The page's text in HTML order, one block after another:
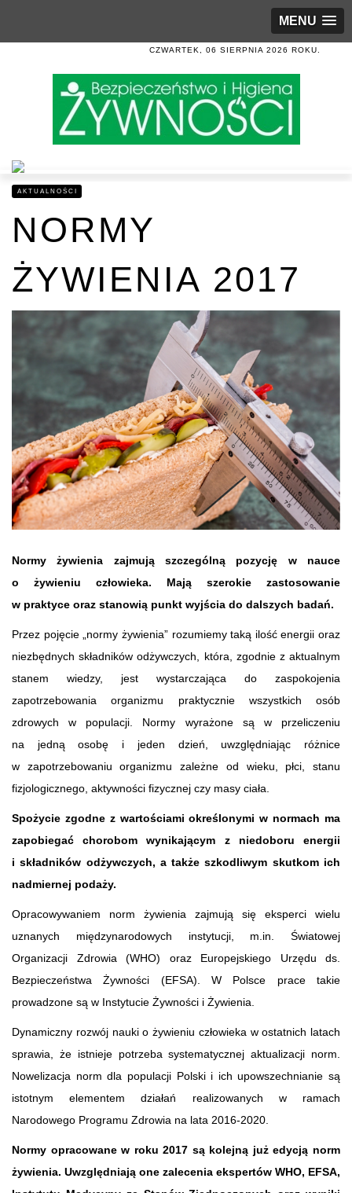
MENU
CZWARTEK, 06 SIERPNIA 2026 ROKU.
AKTUALNOŚCI
NORMY
ŻYWIENIA 2017
Normy żywienia zajmują szczególną pozycję w nauce
o żywieniu człowieka. Mają szerokie zastosowanie
w praktyce oraz stanowią punkt wyjścia do dalszych badań.
Przez pojęcie „normy żywienia” rozumiemy taką ilość energii oraz
niezbędnych składników odżywczych, która, zgodnie z aktualnym
stanem wiedzy, jest wystarczająca do zaspokojenia
zapotrzebowania organizmu praktycznie wszystkich osób
zdrowych w populacji. Normy wyrażone są w przeliczeniu
na jedną osobę i jeden dzień, uwzględniając różnice
w zapotrzebowaniu organizmu zależne od wieku, płci, stanu
fizjologicznego, aktywności fizycznej czy masy ciała.
Spożycie zgodne z wartościami określonymi w normach ma
zapobiegać chorobom wynikającym z niedoboru energii
i składników odżywczych, a także szkodliwym skutkom ich
nadmiernej podaży.
Opracowywaniem norm żywienia zajmują się eksperci wielu
uznanych międzynarodowych instytucji, m.in. Światowej
Organizacji Zdrowia (WHO) oraz Europejskiego Urzędu ds.
Bezpieczeństwa Żywności (EFSA). W Polsce prace takie
prowadzone są w Instytucie Żywności i Żywienia.
Dynamiczny rozwój nauki o żywieniu człowieka w ostatnich latach
sprawia, że istnieje potrzeba systematycznej aktualizacji norm.
Nowelizacja norm dla populacji Polski i ich upowszechnianie są
istotnym elementem działań realizowanych w ramach
Narodowego Programu Zdrowia na lata 2016-2020.
Normy opracowane w roku 2017 są kolejną już edycją norm
żywienia. Uwzględniają one zalecenia ekspertów WHO, EFSA,